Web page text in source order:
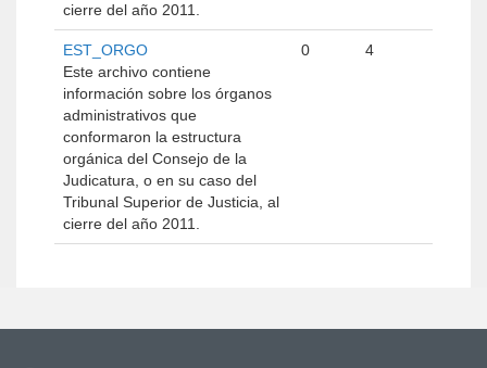
cierre del año 2011.
EST_ORGO
Este archivo contiene
información sobre los órganos
administrativos que
conformaron la estructura
orgánica del Consejo de la
Judicatura, o en su caso del
Tribunal Superior de Justicia, al
cierre del año 2011.
0 4